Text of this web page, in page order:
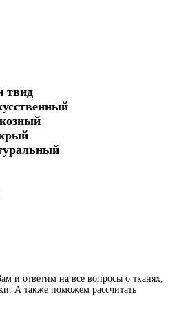
твид
и ответим на все вопросы о тканях,
А также поможем рассчитать